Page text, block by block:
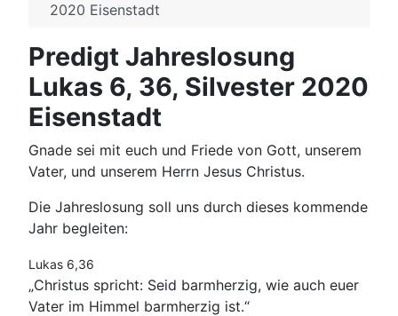
2020 Eisenstadt
Predigt Jahreslosung
Lukas 6, 36, Silvester 2020
Eisenstadt
Gnade sei mit euch und Friede von Gott, unserem
Vater, und unserem Herrn Jesus Christus.
Die Jahreslosung soll uns durch dieses kommende
Jahr begleiten:
Lukas 6,36
„Christus spricht: Seid barmherzig, wie auch euer
Vater im Himmel barmherzig ist.“